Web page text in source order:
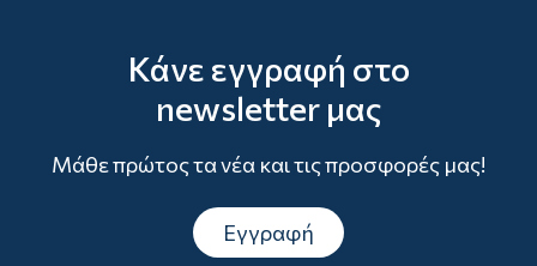
Κάνε εγγραφή στο
newsletter μας
Μάθε πρώτος τα νέα και τις προσφορές μας!
Εγγραφή